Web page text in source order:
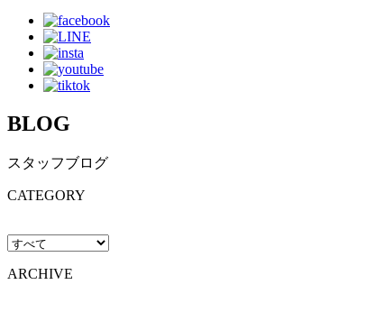
BLOG
スタッフブログ
CATEGORY
ARCHIVE